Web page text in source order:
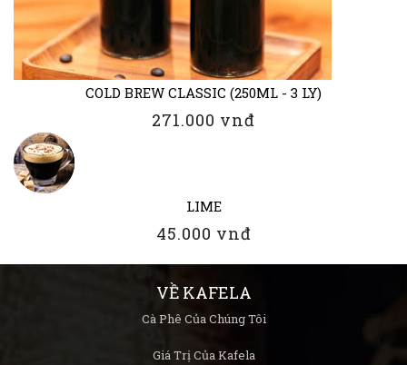
COLD BREW CLASSIC (250ML - 3 LY)
271.000 vnđ
LIME
45.000 vnđ
VỀ KAFELA
Cà Phê Của Chúng Tôi
Giá Trị Của Kafela